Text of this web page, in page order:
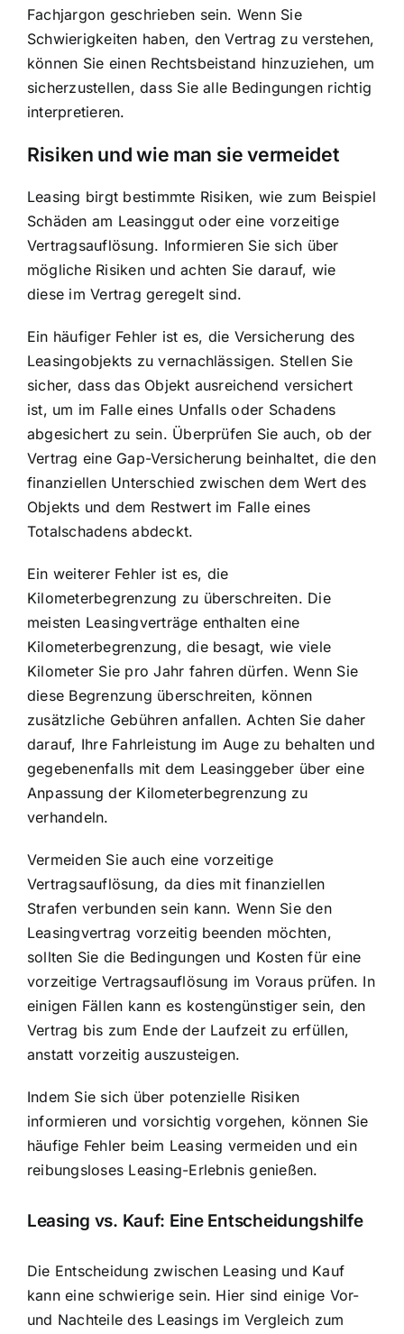
Fachjargon geschrieben sein. Wenn Sie
Schwierigkeiten haben, den Vertrag zu verstehen,
können Sie einen Rechtsbeistand hinzuziehen, um
sicherzustellen, dass Sie alle Bedingungen richtig
interpretieren.
Risiken und wie man sie vermeidet
Leasing birgt bestimmte Risiken, wie zum Beispiel
Schäden am Leasinggut oder eine vorzeitige
Vertragsauflösung. Informieren Sie sich über
mögliche Risiken und achten Sie darauf, wie
diese im Vertrag geregelt sind.
Ein häufiger Fehler ist es, die Versicherung des
Leasingobjekts zu vernachlässigen. Stellen Sie
sicher, dass das Objekt ausreichend versichert
ist, um im Falle eines Unfalls oder Schadens
abgesichert zu sein. Überprüfen Sie auch, ob der
Vertrag eine Gap-Versicherung beinhaltet, die den
finanziellen Unterschied zwischen dem Wert des
Objekts und dem Restwert im Falle eines
Totalschadens abdeckt.
Ein weiterer Fehler ist es, die
Kilometerbegrenzung zu überschreiten. Die
meisten Leasingverträge enthalten eine
Kilometerbegrenzung, die besagt, wie viele
Kilometer Sie pro Jahr fahren dürfen. Wenn Sie
diese Begrenzung überschreiten, können
zusätzliche Gebühren anfallen. Achten Sie daher
darauf, Ihre Fahrleistung im Auge zu behalten und
gegebenenfalls mit dem Leasinggeber über eine
Anpassung der Kilometerbegrenzung zu
verhandeln.
Vermeiden Sie auch eine vorzeitige
Vertragsauflösung, da dies mit finanziellen
Strafen verbunden sein kann. Wenn Sie den
Leasingvertrag vorzeitig beenden möchten,
sollten Sie die Bedingungen und Kosten für eine
vorzeitige Vertragsauflösung im Voraus prüfen. In
einigen Fällen kann es kostengünstiger sein, den
Vertrag bis zum Ende der Laufzeit zu erfüllen,
anstatt vorzeitig auszusteigen.
Indem Sie sich über potenzielle Risiken
informieren und vorsichtig vorgehen, können Sie
häufige Fehler beim Leasing vermeiden und ein
reibungsloses Leasing-Erlebnis genießen.
Leasing vs. Kauf: Eine Entscheidungshilfe
Die Entscheidung zwischen Leasing und Kauf
kann eine schwierige sein. Hier sind einige Vor-
und Nachteile des Leasings im Vergleich zum